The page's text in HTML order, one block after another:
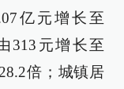
亿元增长至
313元增长至
倍；城镇居